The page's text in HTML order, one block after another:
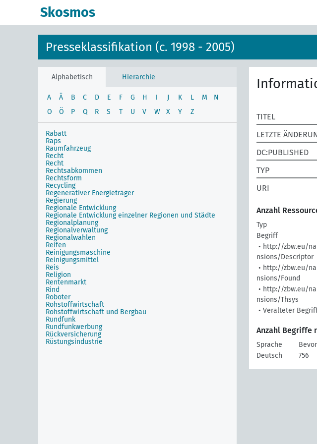
Skosmos
Presseklassifikation (c. 1998 - 2005)
Alphabetisch Hierarchie
A Ä B C D E F G H I J K L M
N
O
Ö P Q R S T U V W X Y Z
Rabatt
Raps
Raumfahrzeug
Recht
Recht
Rechtsabkommen
Rechtsform
Recycling
Regenerativer Energieträger
Regierung
Regionale Entwicklung
Regionale Entwicklung einzelner Regionen und Städte
Regionalplanung
Regionalverwaltung
Regionalwahlen
Reifen
Reinigungsmaschine
Reinigungsmittel
Reis
Religion
Rentenmarkt
Rind
Roboter
Rohstoffwirtschaft
Rohstoffwirtschaft und Bergbau
Rundfunk
Rundfunkwerbung
Rückversicherung
Rüstungsindustrie
TITEL
LETZTE
DC:PUBLISHED
TYP
URI
Anzahl
Typ
Begriff
• http://zbw.eu/
nsions/Descriptor
• http://zbw.eu/
nsions/Found
• http://zbw.eu/
nsions/Thsys
• Veralteter
Anzahl Begriffe
Sprache
Deutsch
756